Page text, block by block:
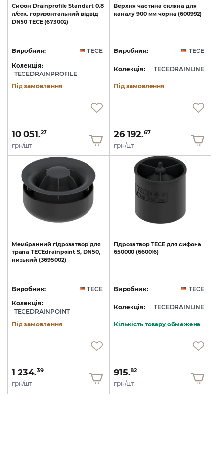
Cифон Drainprofile Standart 0.8
л/сек. горизонтальний відвід
DN50 TECE (673002)
Виробник:
TECE
Колекція:
TECEDRAINPROFILE
Під замовлення
10 051.27
грн/шт
Верхня частина скляна для
каналу 900 мм чорна (600992)
Виробник: TECE
Колекція: TECEDRAINLINE
Під замовлення
26 192.67
грн/шт
Мембранний гідрозатвор для
трапа TECEdrainpoint S, DN50,
низький (3695002)
Виробник:
TECE
Колекція:
TECEDRAINPOINT
Під замовлення
1 234.39
грн/шт
Гідрозатвор TECE для сифона
650000 (660016)
Виробник: TECE
Колекція: TECEDRAINLINE
Кількість товару обмежена
915.82
грн/шт